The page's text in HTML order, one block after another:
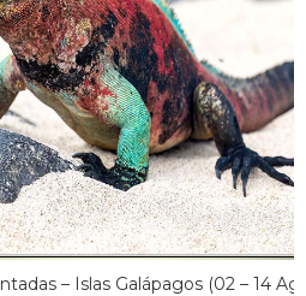
– Islas Galápagos (02 – 14